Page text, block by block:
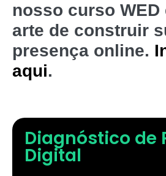
nosso curso WED
arte de construir
presença online.
aqui.
Diagnóstico de
Digital